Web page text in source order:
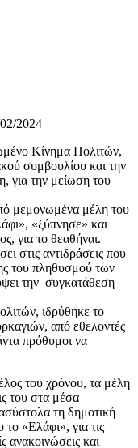
2024
Κίνημα Πολιτών,
συμβουλίου και την
για την μείωση του
μεμονωμένα μέλη του
«ξύπνησε» και
για το θεαθήναι.
στις αντιδράσεις που
του πληθυσμού των
την συγκατάθεση
ιδρύθηκε το
από εθελοντές
πρόθυμοι να
του χρόνου, τα μέλη
του στα μέσα
τη δημοτική
«Ελάφι», για τις
ανακοινώσεις και